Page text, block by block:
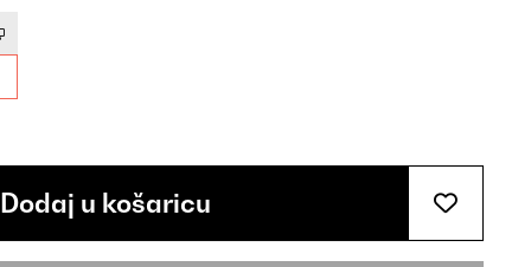
Dodaj u košaricu